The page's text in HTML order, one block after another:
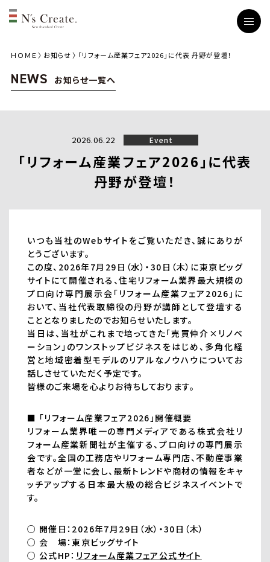
ＨＯＭＥ お知らせ 「リフォーム産業フェア2026」に代表 丹野が登壇！
NEWS お知らせ一覧へ
2026.06.22 Event
「リフォーム産業フェア2026」に代表
丹野が登壇！
いつも当社のWebサイトをご覧いただき、誠にありが
とうございます。
この度、2026年7月29日（水）・30日（木）に東京ビッグ
サイトにて開催される、住宅リフォーム業界最大規模の
プロ向け専門展示会「リフォーム産業フェア2026」に
おいて、当社代表取締役の丹野が講師として登壇する
こととなりましたのでお知らせいたします。
当日は、当社がこれまで培ってきた「売買仲介×リノベ
ーション」のワンストップビジネスをはじめ、多角化経
営と地域密着型モデルのリアルなノウハウについてお
話しさせていただく予定です。
皆様のご来場を心よりお待ちしております。
■ 「リフォーム産業フェア2026」開催概要
リフォーム業界唯一の専門メディアである株式会社リ
フォーム産業新聞社が主催する、プロ向けの専門展示
会です。全国の工務店やリフォーム専門店、不動産事業
者などが一堂に会し、最新トレンドや商材の情報をキャ
ッチアップする日本最大級の総合ビジネスイベントで
す。
○ 開催日：2026年7月29日（水）・30日（木）
○ 会 場：東京ビッグサイト
○ 公式HP： リフォーム産業フェア公式サイト